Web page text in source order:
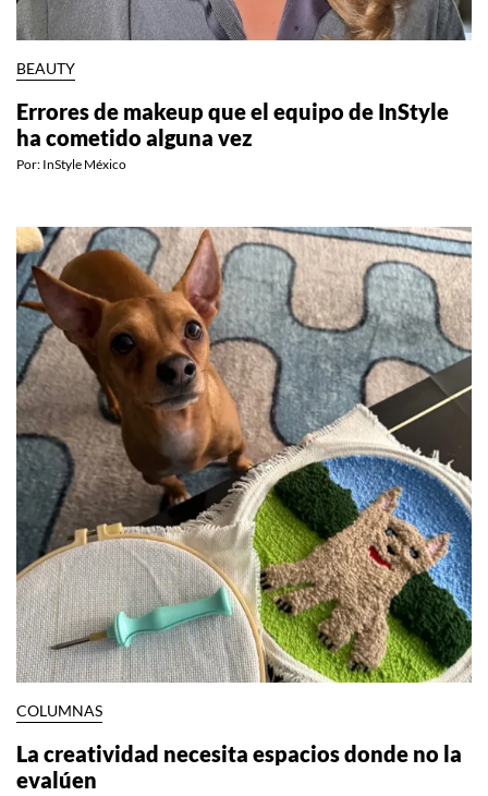
BEAUTY
Errores de makeup que el equipo de InStyle
ha cometido alguna vez
Por: InStyle México
COLUMNAS
La creatividad necesita espacios donde no la
evalúen